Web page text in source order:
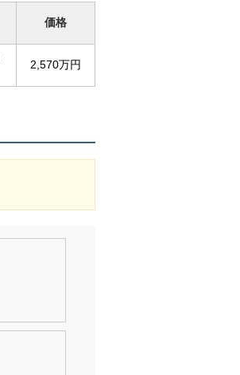
価格
2,570万円